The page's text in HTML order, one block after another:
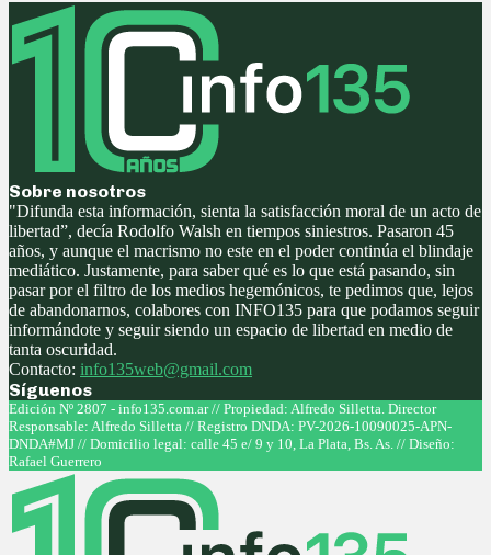
Sobre nosotros
"Difunda esta información, sienta la satisfacción moral de un acto de
libertad”, decía Rodolfo Walsh en tiempos siniestros. Pasaron 45
años, y aunque el macrismo no este en el poder continúa el blindaje
mediático. Justamente, para saber qué es lo que está pasando, sin
pasar por el filtro de los medios hegemónicos, te pedimos que, lejos
de abandonarnos, colabores con INFO135 para que podamos seguir
informándote y seguir siendo un espacio de libertad en medio de
tanta oscuridad.
Contacto: info135web@gmail.com
Síguenos
Facebook
Twitter
Instagram
Youtube
Edición Nº 2807 - info135.com.ar // Propiedad: Alfredo Silletta. Director
Responsable: Alfredo Silletta // Registro DNDA: PV-2026-10090025-APN-
DNDA#MJ // Domicilio legal: calle 45 e/ 9 y 10, La Plata, Bs. As. // Diseño:
Rafael Guerrero